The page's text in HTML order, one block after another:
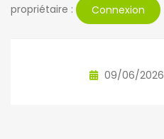
propriétaire :
Connexion
09/06/2026